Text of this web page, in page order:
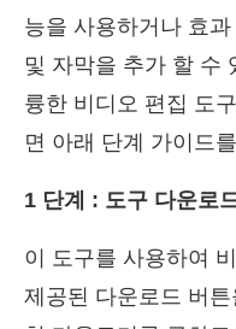
능을 사용하거나 효
및 자막을 추가 할 수
륭한 비디오 편집 도
면 아래 단계 가이드
1 단계 : 도구 다운로
이 도구를 사용하여
제공된 다운로드 버